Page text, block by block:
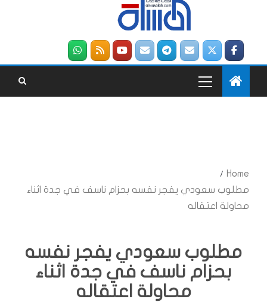
Home
مطلوب سعودي يفجر نفسه بحزام ناسف في جدة اثناء
محاولة اعتقاله
مطلوب سعودي يفجر نفسه
بحزام ناسف في جدة اثناء
محاولة اعتقاله